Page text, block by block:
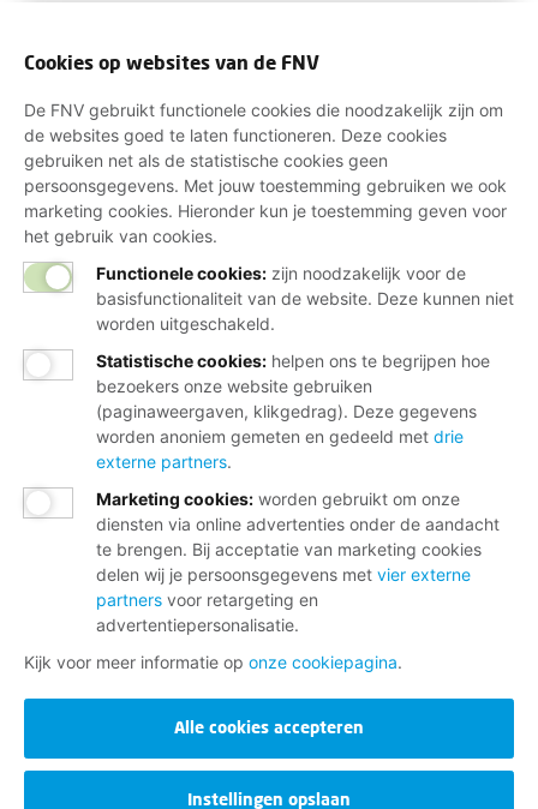
Cookies op websites van de FNV
De FNV gebruikt functionele cookies die noodzakelijk zijn om
de websites goed te laten functioneren. Deze cookies
gebruiken net als de statistische cookies geen
persoonsgegevens. Met jouw toestemming gebruiken we ook
marketing cookies. Hieronder kun je toestemming geven voor
het gebruik van cookies.
Functionele cookies: zijn noodzakelijk voor de
basisfunctionaliteit van de website. Deze kunnen niet
worden uitgeschakeld.
Statistische cookies: helpen ons te begrijpen hoe
bezoekers onze website gebruiken
(paginaweergaven, klikgedrag). Deze gegevens
worden anoniem gemeten en gedeeld met drie
externe partners.
Marketing cookies: worden gebruikt om onze
diensten via online advertenties onder de aandacht
te brengen. Bij acceptatie van marketing cookies
delen wij je persoonsgegevens met vier externe
partners voor retargeting en
advertentiepersonalisatie.
Kijk voor meer informatie op onze cookiepagina.
Alle cookies accepteren
Instellingen opslaan